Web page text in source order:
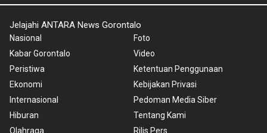
Jelajahi ANTARA News Gorontalo
Nasional
Kabar Gorontalo
Peristiwa
Ekonomi
Internasional
Hiburan
Olahraga
Foto
Video
Ketentuan Penggunaan
Kebijakan Privasi
Pedoman Media Siber
Tentang Kami
Rilis Pers